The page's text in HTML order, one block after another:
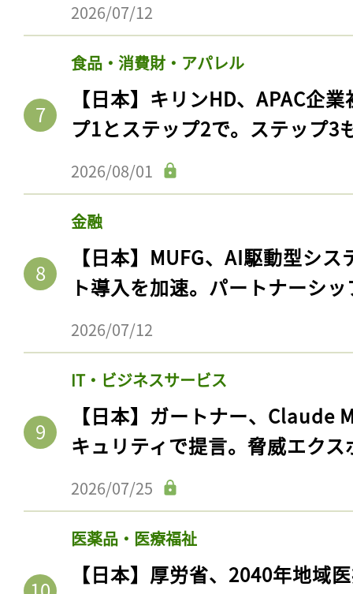
2026/07/12
食品・消費財・アパレル
【日本】キリンHD、APAC企
プ1とステップ2で。ステップ3
2026/08/01
金融
【日本】MUFG、AI駆動型シ
ト導入を加速。パートナーシ
2026/07/12
IT・ビジネスサービス
【日本】ガートナー、Claude
キュリティで提言。脅威エク
2026/07/25
医薬品・医療福祉
【日本】厚労省、2040年地域